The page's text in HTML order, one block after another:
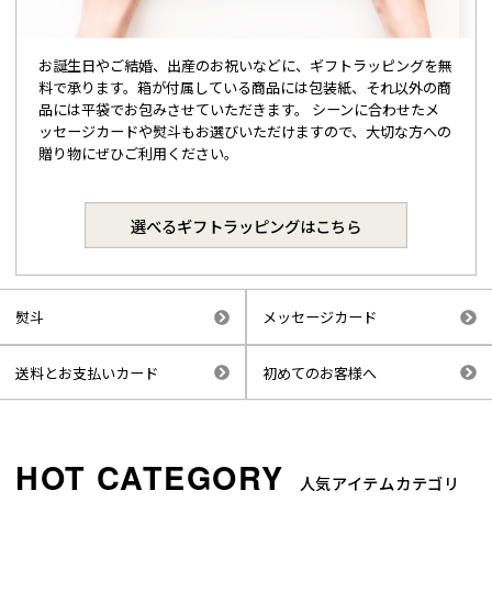
お誕生日やご結婚、出産のお祝いなどに、ギフトラッピングを無
料で承ります。箱が付属している商品には包装紙、それ以外の商
品には平袋でお包みさせていただきます。 シーンに合わせたメ
ッセージカードや熨斗もお選びいただけますので、大切な方への
贈り物にぜひご利用ください。
選べるギフトラッピングはこちら
熨斗 メッセージカード
送料とお支払いカード 初めてのお客様へ
人気アイテムカテゴリ